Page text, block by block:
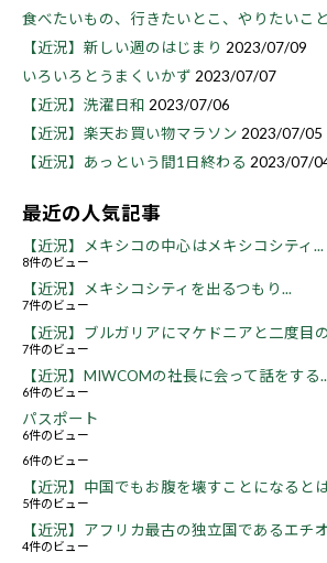
食べたいもの、行きたいとこ、やりたいこと
【近況】新しい週のはじまり 2023/07/09
いろいろとうまくいかず 2023/07/07
【近況】洗濯日和 2023/07/06
【近況】楽天お買い物マラソン 2023/07/05
【近況】あっという間1日終わる 2023/07/
最近の人気記事
【近況】メキシコの中心はメキシコシティ...
8件のビュー
【近況】メキシコシティを出るつもり...
7件のビュー
【近況】ブルガリアにマケドニアと二度目
7件のビュー
【近況】MIWCOMの社長に会って話をする
6件のビュー
パスポート
6件のビュー
6件のビュー
【近況】中国でもお腹を壊すことになると
5件のビュー
【近況】アフリカ最古の独立国であるエチ
4件のビュー